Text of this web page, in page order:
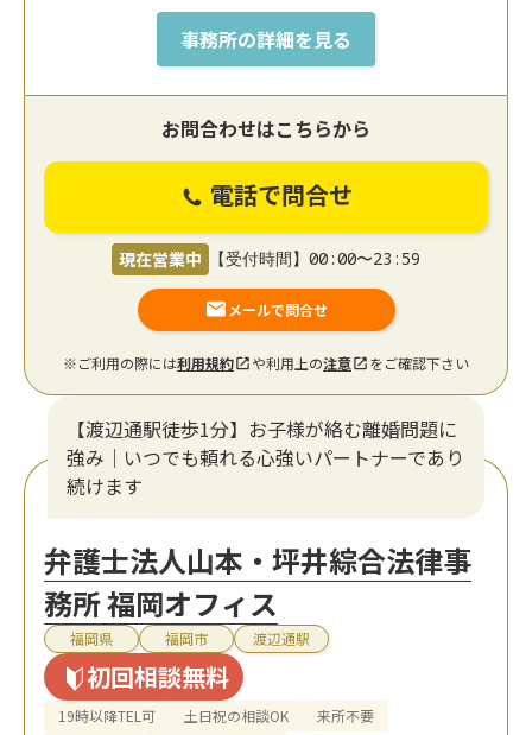
事務所の詳細を見る
お問合わせはこちらから
電話で問合せ
現在営業中 【受付時間】00:00〜23:59
メールで問合せ
※ご利用の際には利用規約 や利用上の注意 をご確認下さい
【渡辺通駅徒歩1分】お子様が絡む離婚問題に
強み｜いつでも頼れる心強いパートナーであり
続けます
弁護士法人山本・坪井綜合法律事
務所 福岡オフィス
福岡県 福岡市 渡辺通駅
初回相談無料
19時以降TEL可 土日祝の相談OK
来所不要